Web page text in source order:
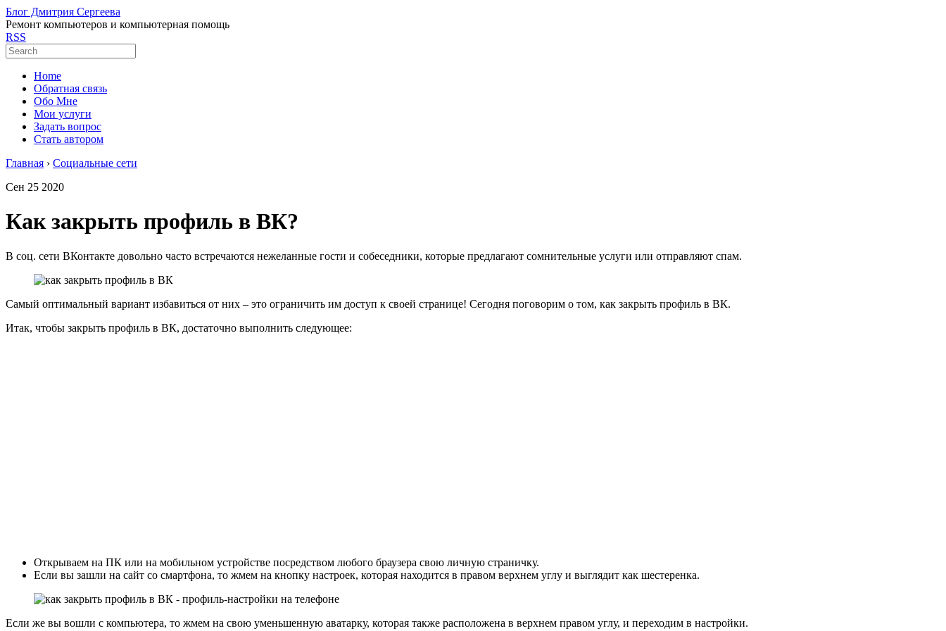
Блог Дмитрия Сергеева
Ремонт компьютеров и компьютерная помощь
RSS
Home
Обратная связь
Обо Мне
Мои услуги
Задать вопрос
Стать автором
Главная › Социальные сети
Сен 25 2020
Как закрыть профиль в ВК?
В соц. сети ВКонтакте довольно часто встречаются нежеланные гости и собеседники, которые предлагают сомнительные услуги или отправляют спам.
Самый оптимальный вариант избавиться от них – это ограничить им доступ к своей странице! Сегодня поговорим о том, как закрыть профиль в ВК.
Итак, чтобы закрыть профиль в ВК, достаточно выполнить следующее:
Открываем на ПК или на мобильном устройстве посредством любого браузера свою личную страничку.
Если вы зашли на сайт со смартфона, то жмем на кнопку настроек, которая находится в правом верхнем углу и выглядит как шестеренка.
Если же вы вошли с компьютера, то жмем на свою уменьшенную аватарку, которая также расположена в верхнем правом углу, и переходим в настройки.